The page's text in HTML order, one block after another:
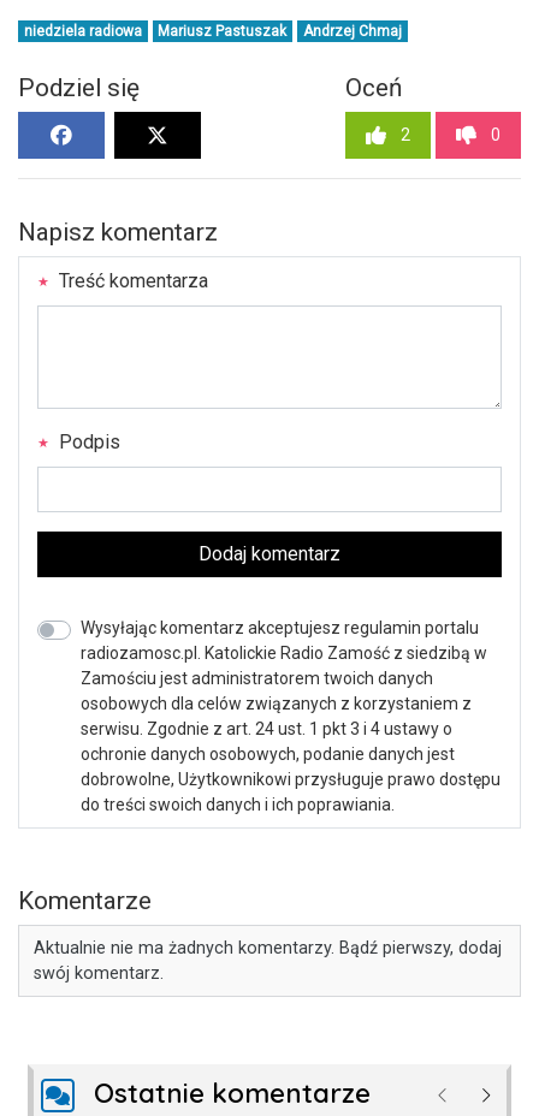
niedziela radiowa Mariusz Pastuszak Andrzej Chmaj
Podziel się Oceń
2 0
Napisz komentarz
Treść komentarza
Podpis
Dodaj komentarz
Wysyłając komentarz akceptujesz regulamin portalu
radiozamosc.pl. Katolickie Radio Zamość z siedzibą w
Zamościu jest administratorem twoich danych
osobowych dla celów związanych z korzystaniem z
serwisu. Zgodnie z art. 24 ust. 1 pkt 3 i 4 ustawy o
ochronie danych osobowych, podanie danych jest
dobrowolne, Użytkownikowi przysługuje prawo dostępu
do treści swoich danych i ich poprawiania.
Komentarze
Aktualnie nie ma żadnych komentarzy. Bądź pierwszy, dodaj
swój komentarz.
Ostatnie komentarze Poprzednie